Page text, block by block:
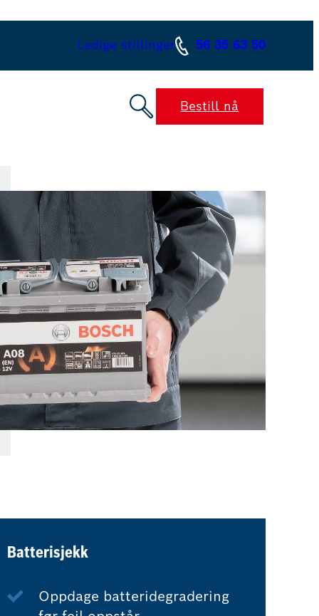
Ledige stillinger 56 35 63 50
Bestill nå
Batterisjekk
Oppdage batteridegradering